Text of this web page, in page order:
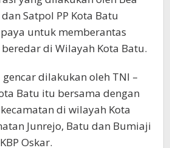
Satpol PP Kota Batu
untuk memberantas
di Wilayah Kota Batu.
dilakukan oleh TNI –
Batu itu bersama dengan
di wilayah Kota
Junrejo, Batu dan Bumiaji
Oskar.